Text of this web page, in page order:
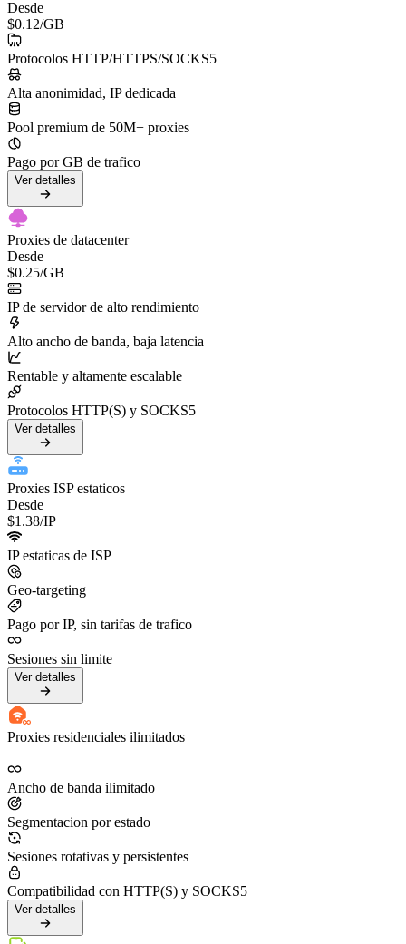
Desde
$0.12/GB
Protocolos HTTP/HTTPS/SOCKS5
Alta anonimidad, IP dedicada
Pool premium de 50M+ proxies
Pago por GB de trafico
Ver detalles
Proxies de datacenter
Desde
$0.25/GB
IP de servidor de alto rendimiento
Alto ancho de banda, baja latencia
Rentable y altamente escalable
Protocolos HTTP(S) y SOCKS5
Ver detalles
Proxies ISP estaticos
Desde
$1.38/IP
IP estaticas de ISP
Geo-targeting
Pago por IP, sin tarifas de trafico
Sesiones sin limite
Ver detalles
Proxies residenciales ilimitados
Ancho de banda ilimitado
Segmentacion por estado
Sesiones rotativas y persistentes
Compatibilidad con HTTP(S) y SOCKS5
Ver detalles